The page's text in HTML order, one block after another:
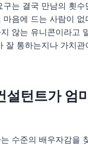
구는 결국 만남의 횟
마음에 드는 사람이
않는 유니콘이라고
잘 통하는지나 가치
설턴트가 엄
수준의 배우자감을